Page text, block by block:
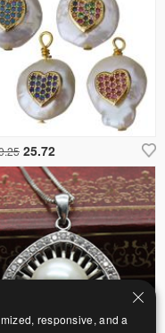
25.72
responsive, and a